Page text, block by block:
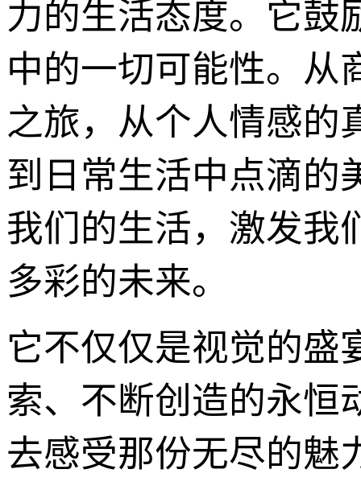
力的生活态度。它鼓
中的一切可能性。从
之旅，从个人情感的
到日常生活中点滴的
我们的生活，激发我
多彩的未来。
它不仅仅是视觉的盛
索、不断创造的永恒
去感受那份无尽的魅